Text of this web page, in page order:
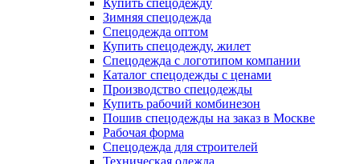
Зимняя спецодежда
Спецодежда оптом
Купить спецодежду, жилет
Спецодежда с логотипом компании
Каталог спецодежды с ценами
Производство спецодежды
Купить рабочий комбинезон
Пошив спецодежды на заказ в Москве
Рабочая форма
Спецодежда для строителей
Техническая одежда